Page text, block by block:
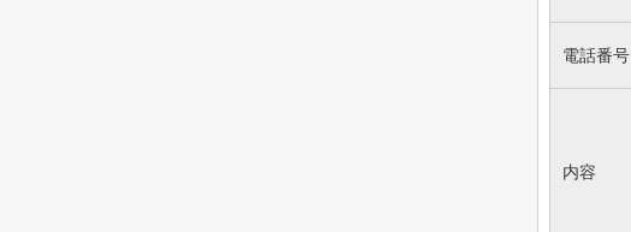
電話番号
内容